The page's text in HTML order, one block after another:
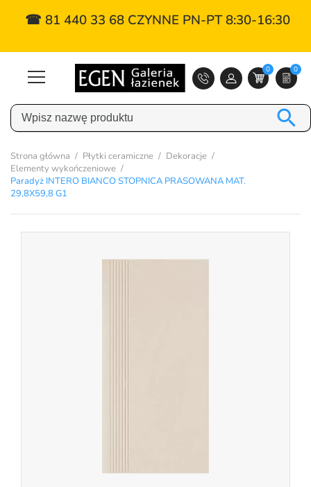
☎ 81 440 33 68 CZYNNE PN-PT 8:30-16:30
0 0

Strona główna Płytki ceramiczne
Dekoracje
Elementy wykończeniowe
Paradyż INTERO BIANCO STOPNICA PRASOWANA MAT.
29,8X59,8 G1